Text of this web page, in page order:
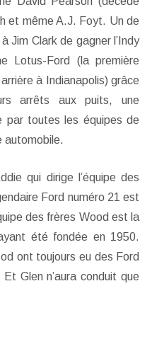
et même A.J. Foyt. Un de
Jim Clark de gagner l’Indy
Lotus-Ford (la première
à Indianapolis) grâce
arrêts aux puits, une
par toutes les équipes de
automobile.
qui dirige l’équipe des
Ford numéro 21 est
des frères Wood est la
été fondée en 1950.
ont toujours eu des Ford
Glen n’aura conduit que